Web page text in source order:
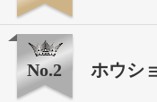
No.2 ホウシ